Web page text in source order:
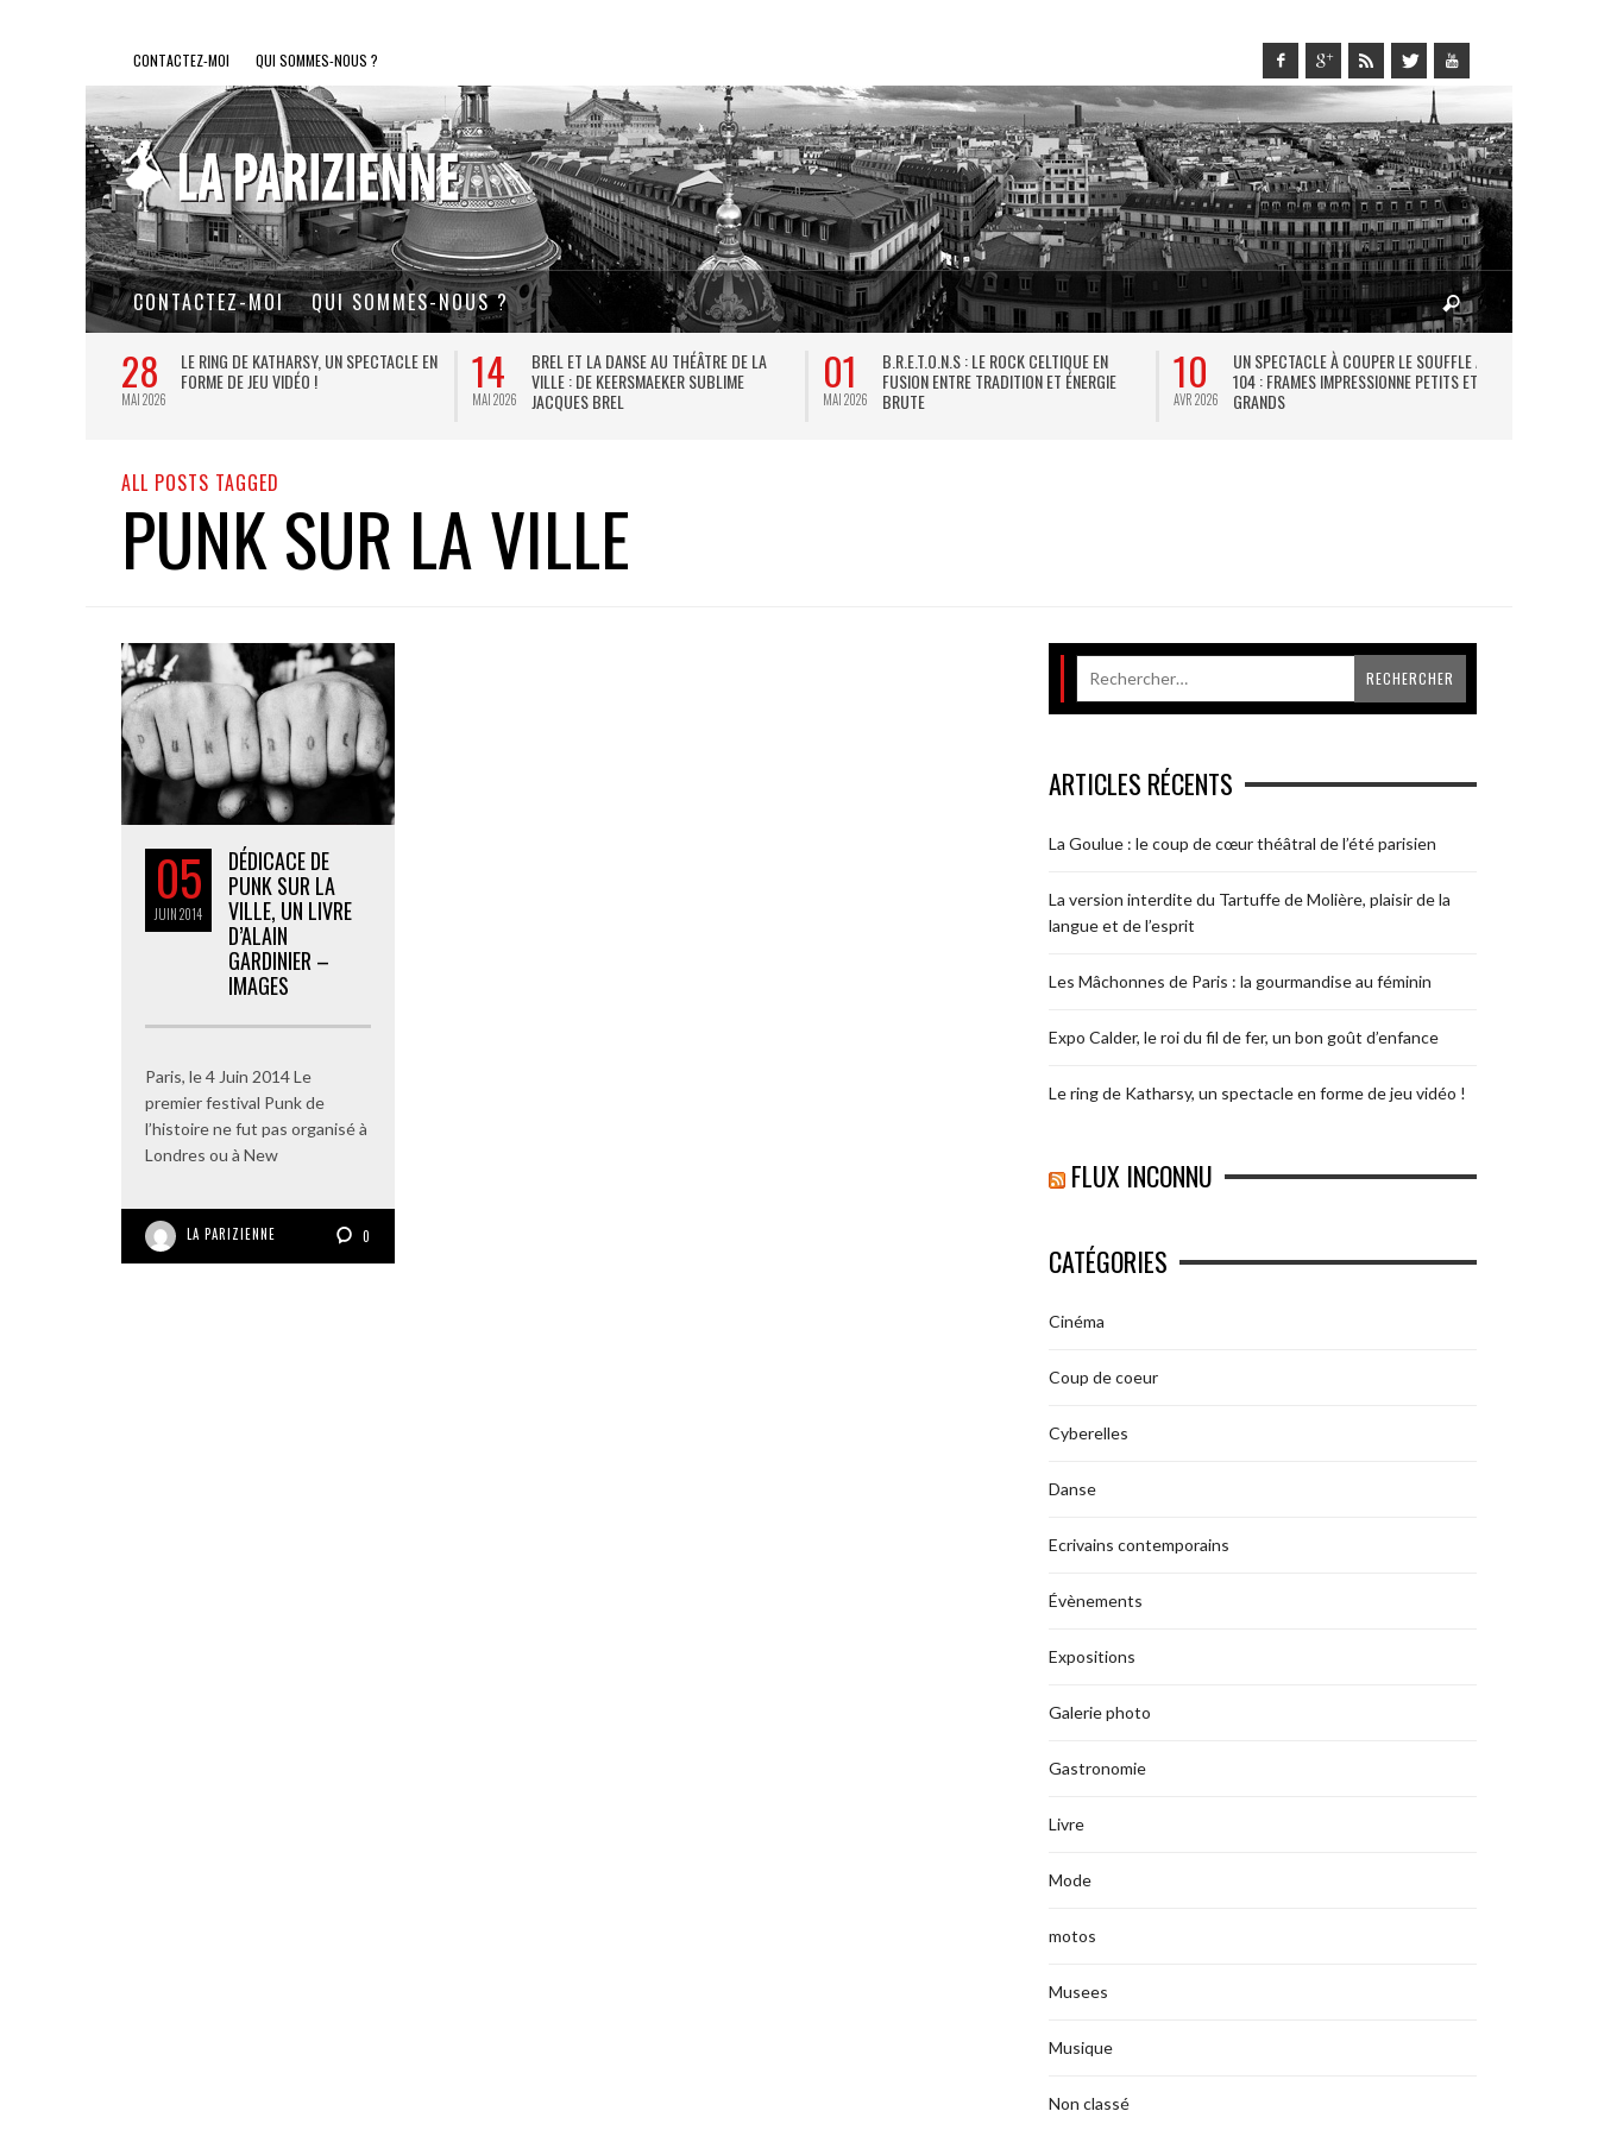
CONTACTEZ-MOI QUI SOMMES-NOUS ?
CONTACTEZ-MOI QUI SOMMES-NOUS ?
28
MAI 2026
LE RING DE KATHARSY, UN SPECTACLE EN
FORME DE JEU VIDÉO !
14
MAI 2026
BREL ET LA DANSE AU THÉÂTRE DE LA
VILLE : DE KEERSMAEKER SUBLIME
JACQUES BREL
01
MAI 2026
B.R.E.T.O.N.S : LE ROCK CELTIQUE EN
FUSION ENTRE TRADITION ET ÉNERGIE
BRUTE
10
AVR 2026
UN SPECTACLE À COUPER LE SOUFFLE AU
104 : FRAMES IMPRESSIONNE PETITS ET
GRANDS
ALL POSTS TAGGED
PUNK SUR LA VILLE
05
JUIN2014
DÉDICACE DE
PUNK SUR LA
VILLE, UN LIVRE
D’ALAIN
GARDINIER –
IMAGES
Paris, le 4 Juin 2014 Le
premier festival Punk de
l’histoire ne fut pas organisé à
Londres ou à New
LA PARIZIENNE 0
ARTICLES RÉCENTS
La Goulue : le coup de cœur théâtral de l’été parisien
La version interdite du Tartuffe de Molière, plaisir de la
langue et de l’esprit
Les Mâchonnes de Paris : la gourmandise au féminin
Expo Calder, le roi du fil de fer, un bon goût d’enfance
Le ring de Katharsy, un spectacle en forme de jeu vidéo !
FLUX INCONNU
CATÉGORIES
Cinéma
Coup de coeur
Cyberelles
Danse
Ecrivains contemporains
Évènements
Expositions
Galerie photo
Gastronomie
Livre
Mode
motos
Musees
Musique
Non classé